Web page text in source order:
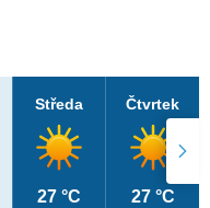
Středa
27 °C
Čtvrtek
27 °C